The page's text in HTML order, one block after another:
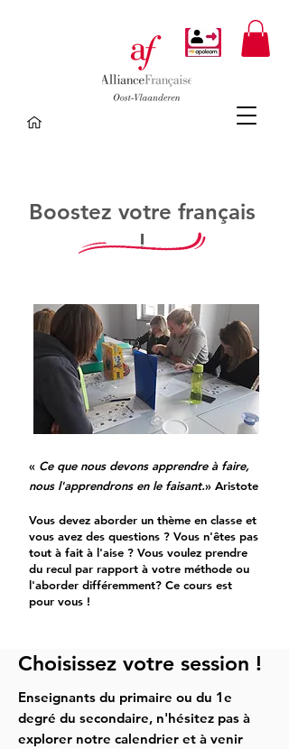
Boostez votre français
!
« Ce que nous devons apprendre à faire,
nous l'apprendrons en le faisant.» Aristote
Vous devez aborder un thème en classe et
vous avez des questions ? Vous n'êtes pas
tout à fait à l'aise ? Vous voulez prendre
du recul par rapport à votre méthode ou
l'aborder différemment? Ce cours est
pour vous !
Choisissez votre session !
Enseignants du primaire ou du 1e
degré du secondaire, n'hésitez pas à
explorer notre calendrier et à venir